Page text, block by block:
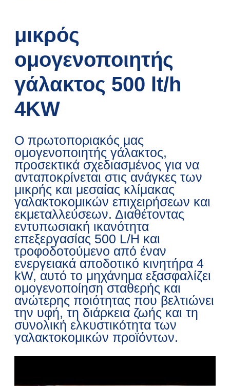
μικρός
ομογενοποιητής
γάλακτος 500 lt/h
4KW
Ο πρωτοποριακός μας
ομογενοποιητής γάλακτος,
προσεκτικά σχεδιασμένος για να
ανταποκρίνεται στις ανάγκες των
μικρής και μεσαίας κλίμακας
γαλακτοκομικών επιχειρήσεων και
εκμεταλλεύσεων. Διαθέτοντας
εντυπωσιακή ικανότητα
επεξεργασίας 500 L/H και
τροφοδοτούμενο από έναν
ενεργειακά αποδοτικό κινητήρα 4
kW, αυτό το μηχάνημα εξασφαλίζει
ομογενοποίηση σταθερής και
ανώτερης ποιότητας που βελτιώνει
την υφή, τη διάρκεια ζωής και τη
συνολική ελκυστικότητα των
γαλακτοκομικών προϊόντων.